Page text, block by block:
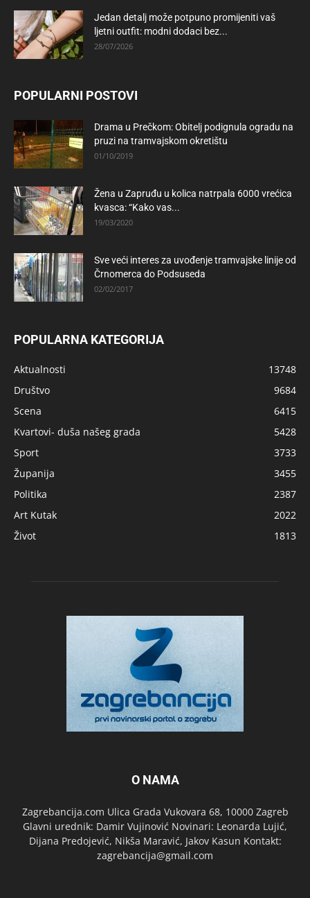
Jedan detalj može potpuno promijeniti vaš
ljetni outfit: modni dodaci bez...
28/07/2026
POPULARNI POSTOVI
Drama u Prečkom: Obitelj podignula ogradu na
pruzi na tramvajskom okretištu
01/10/2019
Žena u Zapruđu u kolica natrpala 6000 vrećica
kvasca: “Kako vas...
19/03/2020
Sve veći interes za uvođenje tramvajske linije od
Črnomerca do Podsuseda
02/02/2017
POPULARNA KATEGORIJA
Aktualnosti
13748
Društvo
9684
Scena
6415
Kvartovi- duša našeg grada
5428
Sport
3733
Županija
3455
Politika
2387
Art Kutak
2022
Život
1813
O NAMA
Zagrebancija.com Ulica Grada Vukovara 68, 10000 Zagreb
Glavni urednik: Damir Vujinović Novinari: Leonarda Lujić,
Dijana Predojević, Nikša Maravić, Jakov Kasun Kontakt:
zagrebancija@gmail.com